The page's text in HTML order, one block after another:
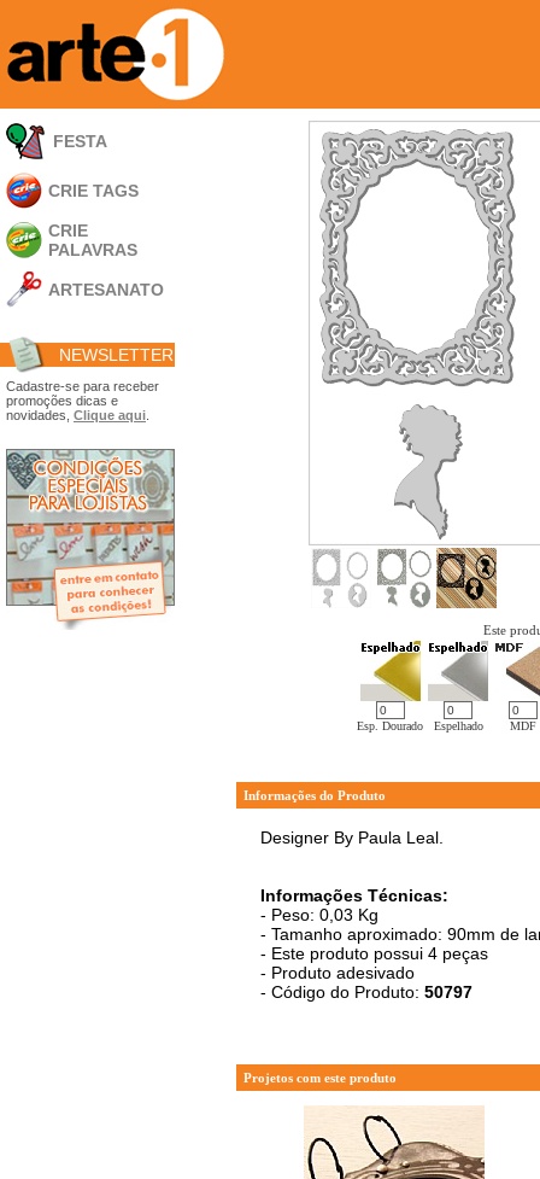
FESTA
CRIE TAGS
CRIE
PALAVRAS
ARTESANATO
Acrílico
Porta Retratos
Ferramentas
- Carimbões
- Embalagens
- Máscaras
- Espátulas
- Diversos
Álbuns
- Mini-Álbuns
- Páginas Mini
- Páginas Scrap
- Argolas
NEWSLETTER
Cadastre-se para receber
promoções dicas e
novidades, Clique aqui
Este
Esp. Dourado Espelhado MDF
Informações do Produto
Designer By Paula Leal.
Informações Técnicas:
- Peso: 0,03 Kg
- Tamanho aproximado: 90mm de
- Este produto possui 4 peças
- Produto adesivado
- Código do Produto: 50797
Projetos com este produto